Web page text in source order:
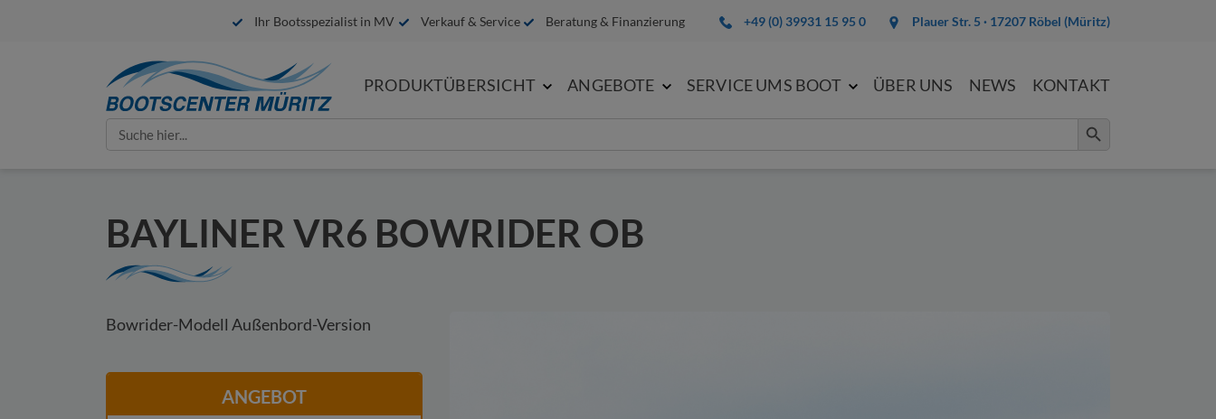
Ihr Bootsspezialist in MV Verkauf & Service Beratung & Finanzierung +49 (0) 39931 15 95 0 Plauer Str. 5 · 17207 Röbel (Müritz)
PRODUKTÜBERSICHT ANGEBOTE SERVICE UMS BOOT ÜBER UNS NEWS KONTAKT
Search
for:
Search Button
BAYLINER VR6 BOWRIDER OB
Bowrider-Modell Außenbord-Version
ANGEBOT
IHRE ANFRAGE